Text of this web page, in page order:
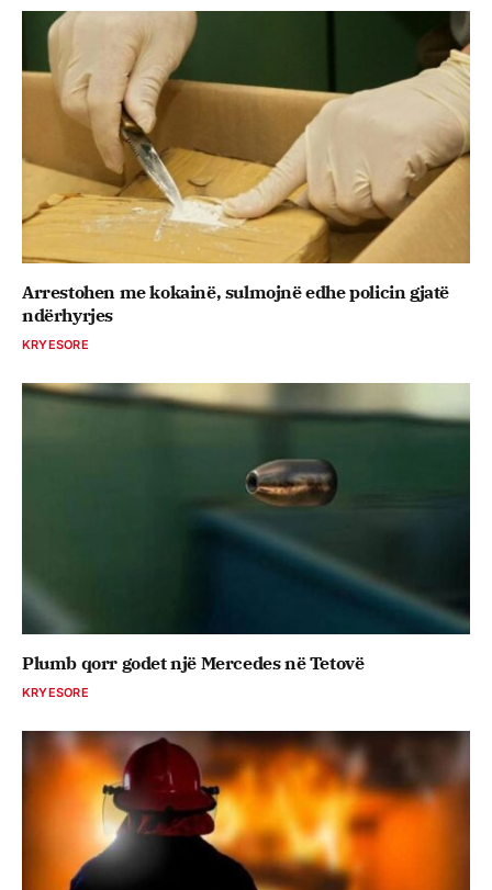
Arrestohen me kokainë, sulmojnë edhe policin gjatë
ndërhyrjes
KRYESORE
Plumb qorr godet një Mercedes në Tetovë
KRYESORE